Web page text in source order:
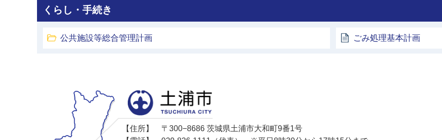
くらし・手続き
公共施設等総合管理計画 ごみ処理基本計画
【住所】
〒300−8686 茨城県土浦市大和町9番1号